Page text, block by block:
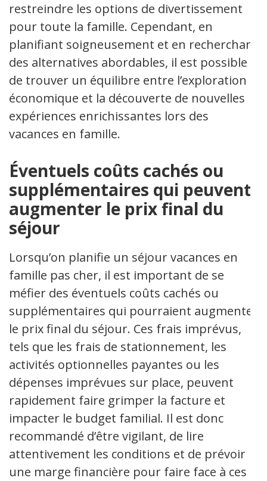
restreindre les options de divertissement
pour toute la famille. Cependant, en
planifiant soigneusement et en recherchant
des alternatives abordables, il est possible
de trouver un équilibre entre l’exploration
économique et la découverte de nouvelles
expériences enrichissantes lors des
vacances en famille.
Éventuels coûts cachés ou
supplémentaires qui peuvent
augmenter le prix final du
séjour
Lorsqu’on planifie un séjour vacances en
famille pas cher, il est important de se
méfier des éventuels coûts cachés ou
supplémentaires qui pourraient augmenter
le prix final du séjour. Ces frais imprévus,
tels que les frais de stationnement, les
activités optionnelles payantes ou les
dépenses imprévues sur place, peuvent
rapidement faire grimper la facture et
impacter le budget familial. Il est donc
recommandé d’être vigilant, de lire
attentivement les conditions et de prévoir
une marge financière pour faire face à ces